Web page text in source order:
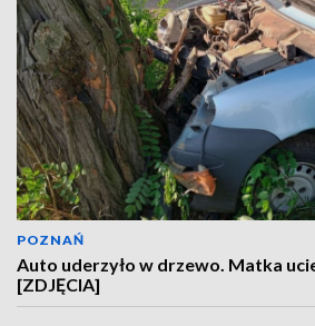
POZNAŃ
Auto uderzyło w drzewo. Matka
[ZDJĘCIA]